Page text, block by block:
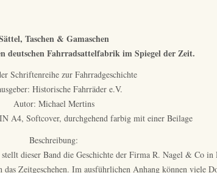
Taschen & Gamaschen
deutschen Fahrradsattelfabrik im Spiegel der Zeit.
Schriftenreihe zur Fahrradgeschichte
Historische Fahrräder e.V.
Autor: Michael Mertins
A4, Softcover, durchgehend farbig mit einer Beilage
Beschreibung:
dieser Band die Geschichte der Firma R. Nagel & Co
Zeitgeschehen. Im ausführlichen Anhang können viele